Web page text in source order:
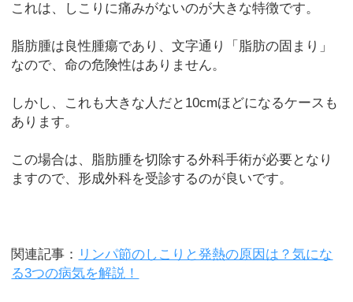
これは、しこりに痛みがないのが大きな特徴です。
脂肪腫は良性腫瘍であり、文字通り「脂肪の固まり」
なので、命の危険性はありません。
しかし、これも大きな人だと10cmほどになるケースも
あります。
この場合は、脂肪腫を切除する外科手術が必要となり
ますので、形成外科を受診するのが良いです。
関連記事：
リンパ節のしこりと発熱の原因は？気にな
る3つの病気を解説！